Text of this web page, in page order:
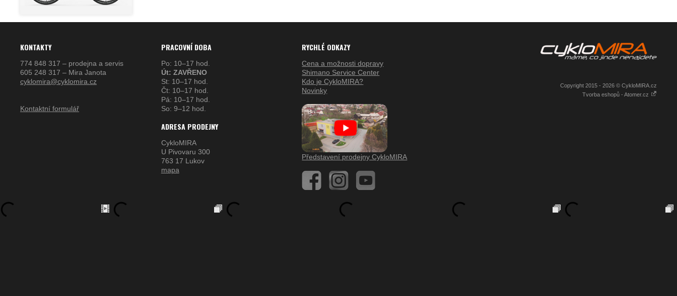
KONTAKTY
774 848 317 – prodejna a servis
605 248 317 – Mira Janota
cyklomira@cyklomira.cz
Kontaktní formulář
PRACOVNÍ DOBA
Po: 10–17 hod.
Út: ZAVŘENO
St: 10–17 hod.
Čt: 10–17 hod.
Pá: 10–17 hod.
So: 9–12 hod.
ADRESA PRODEJNY
CykloMIRA
U Pivovaru 300
763 17 Lukov
mapa
RYCHLÉ ODKAZY
Cena a možnosti dopravy
Shimano Service Center
Kdo je CykloMIRA?
Novinky
Představení prodejny CykloMIRA
Copyright 2015 - 2026 © CykloMIRA.cz
Tvorba eshopů - Atomer.cz